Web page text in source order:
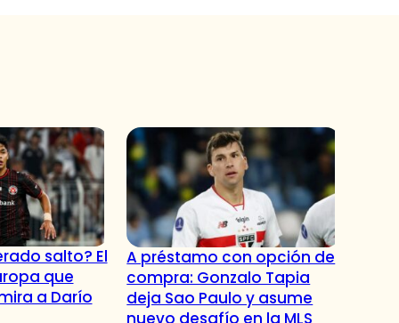
salto? El
que
a Darío
A préstamo con opción de
compra: Gonzalo Tapia
deja Sao Paulo y asume
nuevo desafío en la MLS